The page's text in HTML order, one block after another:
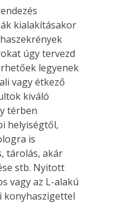
kialakításakor
úgy tervezd
legyenek
vagy étkező
kiváló
térben
helyiségtől,
is
tárolás, akár
stb. Nyitott
vagy az L-alakú
konyhaszigettel